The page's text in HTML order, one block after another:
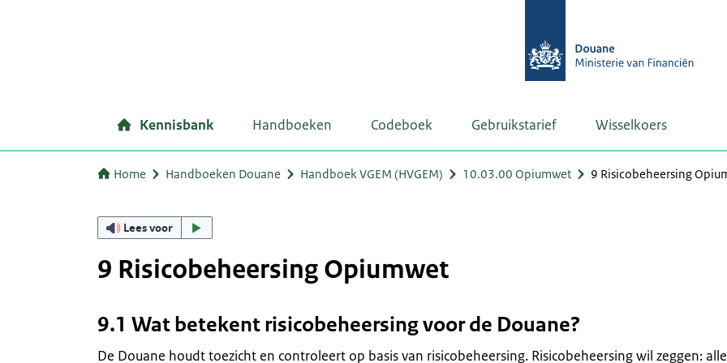
Kennisbank Handboeken Codeboek Gebruikstarief Wisselkoers
Home Handboeken Douane Handboek VGEM (HVGEM) 10.03.00 Opiumwet 9 Risicobeheersing
Lees voor
9 Risicobeheersing Opiumwet
9.1 Wat betekent risicobeheersing voor de Douane?
De Douane houdt toezicht en controleert op basis van risicobeheersing. Risicobeheersing wil zeggen: alle